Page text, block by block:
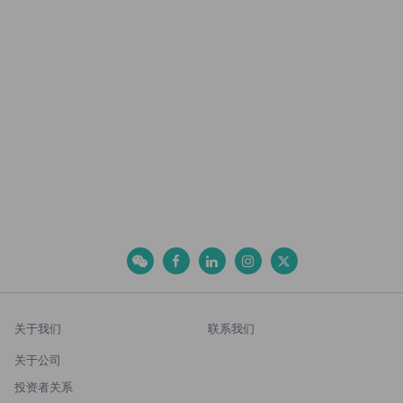
关于我们
关于公司
投资者关系
联系我们